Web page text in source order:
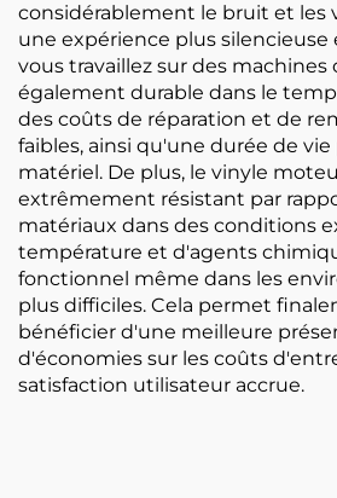
considérablement le bruit et les
une expérience plus silencieuse
vous travaillez sur des machines
également durable dans le
des coûts de réparation et de
faibles, ainsi qu'une durée de
matériel. De plus, le vinyle
extrêmement résistant par
matériaux dans des conditions
température et d'agents
fonctionnel même dans les
plus difficiles. Cela permet
bénéficier d'une meilleure
d'économies sur les coûts
satisfaction utilisateur accrue.